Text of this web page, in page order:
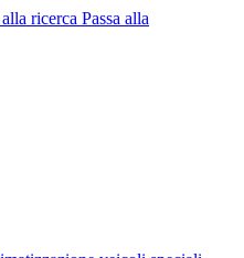
ricerca Passa alla